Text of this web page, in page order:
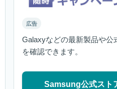
広告
Galaxyなどの最新製品や公
を確認できます。
Samsung公式スト